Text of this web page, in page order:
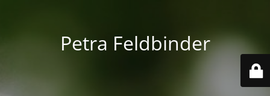
Petra Feldbinder